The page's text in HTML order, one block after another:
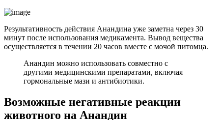
Результативность действия Анандина уже заметна через 30
минут после использования медикамента. Вывод вещества
осуществляется в течении 20 часов вместе с мочой питомца.
Анандин можно использовать совместно с
другими медицинскими препаратами, включая
гормональные мази и антибиотики.
Возможные негативные реакции
животного на Анандин